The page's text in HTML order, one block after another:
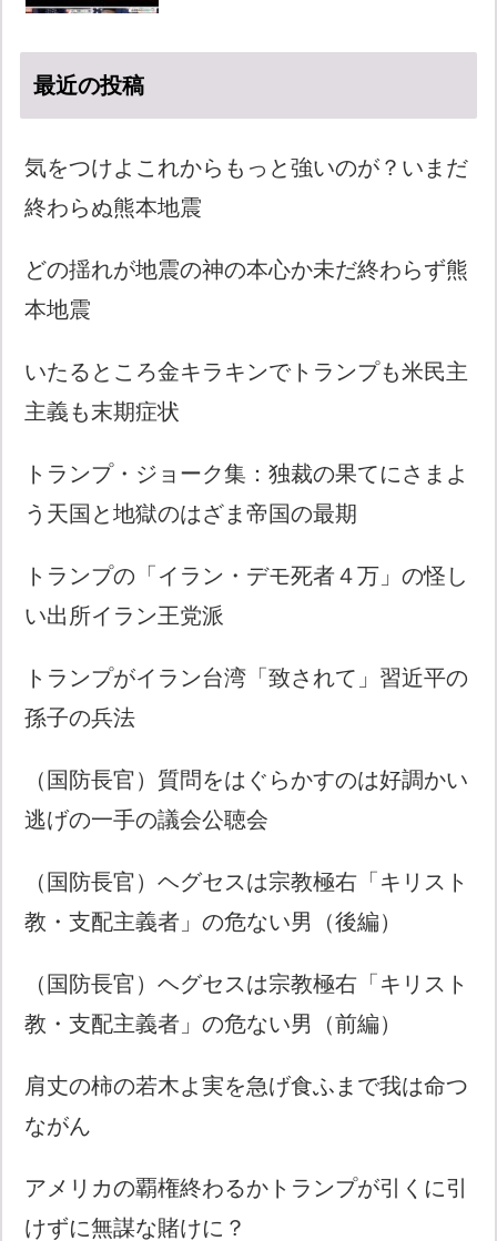
最近の投稿
気をつけよこれからもっと強いのが？いまだ
終わらぬ熊本地震
どの揺れが地震の神の本心か未だ終わらず熊
本地震
いたるところ金キラキンでトランプも米民主
主義も末期症状
トランプ・ジョーク集：独裁の果てにさまよ
う天国と地獄のはざま帝国の最期
トランプの「イラン・デモ死者４万」の怪し
い出所イラン王党派
トランプがイラン台湾「致されて」習近平の
孫子の兵法
（国防長官）質問をはぐらかすのは好調かい
逃げの一手の議会公聴会
（国防長官）ヘグセスは宗教極右「キリスト
教・支配主義者」の危ない男（後編）
（国防長官）ヘグセスは宗教極右「キリスト
教・支配主義者」の危ない男（前編）
肩丈の柿の若木よ実を急げ食ふまで我は命つ
ながん
アメリカの覇権終わるかトランプが引くに引
けずに無謀な賭けに？